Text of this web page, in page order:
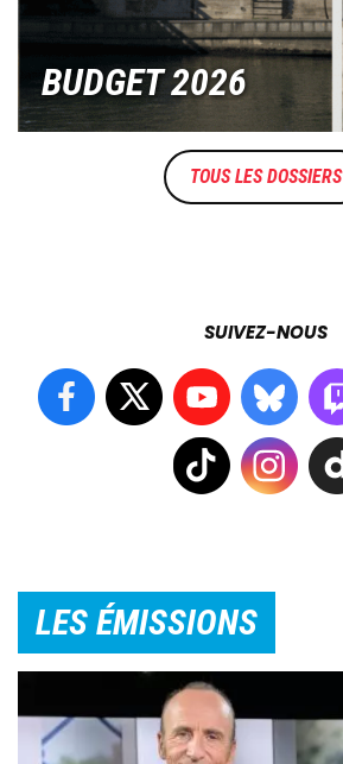
BUDGET 2026
TOUS LES DOSSIERS
SUIVEZ-NOUS
LES ÉMISSIONS